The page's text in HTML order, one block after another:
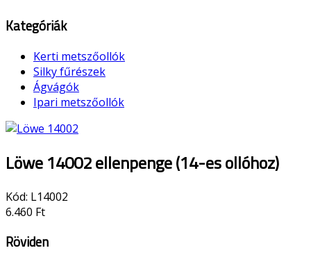
Kategóriák
Kerti metszőollók
Silky fűrészek
Ágvágók
Ipari metszőollók
Löwe 14002 ellenpenge (14-es ollóhoz)
Kód: L14002
6.460 Ft
Röviden